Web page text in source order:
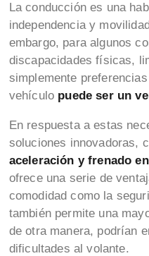
La conducción es una
independencia y
embargo, para algunos
discapacidades físicas,
simplemente
vehículo puede ser un
En respuesta a estas
soluciones innovadoras,
aceleración y frenado
ofrece una serie de
comodidad como la
también permite una
de otra manera, podrían
dificultades al volante.